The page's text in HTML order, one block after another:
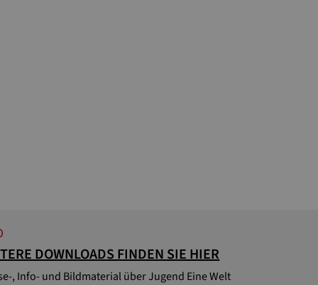
DOWNLOADS FINDEN SIE HIER
, Info- und Bildmaterial über Jugend Eine Welt